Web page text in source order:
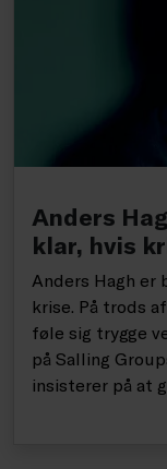
Anders
klar, hvis
Anders Hagh
krise. På trods
føle sig trygge
på Salling
insisterer på at